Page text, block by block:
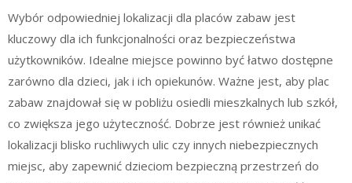
Wybór odpowiedniej lokalizacji dla placów zabaw jest
kluczowy dla ich funkcjonalności oraz bezpieczeństwa
użytkowników. Idealne miejsce powinno być łatwo dostępne
zarówno dla dzieci, jak i ich opiekunów. Ważne jest, aby plac
zabaw znajdował się w pobliżu osiedli mieszkalnych lub szkół,
co zwiększa jego użyteczność. Dobrze jest również unikać
lokalizacji blisko ruchliwych ulic czy innych niebezpiecznych
miejsc, aby zapewnić dzieciom bezpieczną przestrzeń do